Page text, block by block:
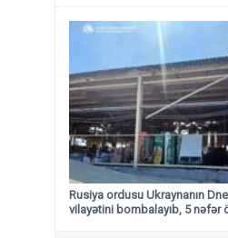
Rusiya ordusu Ukraynanın
vilayətini bombalayıb, 5 nəfər